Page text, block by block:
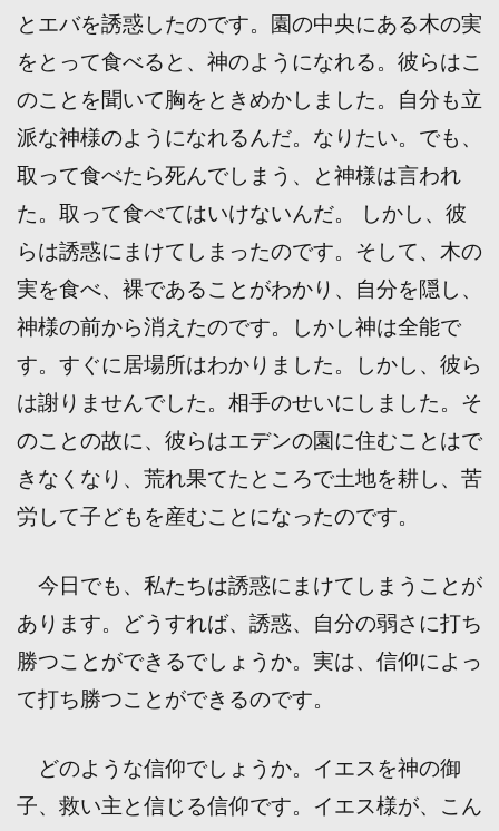
とエバを誘惑したのです。園の中央にある木の実
をとって食べると、神のようになれる。彼らはこ
のことを聞いて胸をときめかしました。自分も立
派な神様のようになれるんだ。なりたい。でも、
取って食べたら死んでしまう、と神様は言われ
た。取って食べてはいけないんだ。 しかし、彼
らは誘惑にまけてしまったのです。そして、木の
実を食べ、裸であることがわかり、自分を隠し、
神様の前から消えたのです。しかし神は全能で
す。すぐに居場所はわかりました。しかし、彼ら
は謝りませんでした。相手のせいにしました。そ
のことの故に、彼らはエデンの園に住むことはで
きなくなり、荒れ果てたところで土地を耕し、苦
労して子どもを産むことになったのです。
今日でも、私たちは誘惑にまけてしまうことが
あります。どうすれば、誘惑、自分の弱さに打ち
勝つことができるでしょうか。実は、信仰によっ
て打ち勝つことができるのです。
どのような信仰でしょうか。イエスを神の御
子、救い主と信じる信仰です。イエス様が、こん